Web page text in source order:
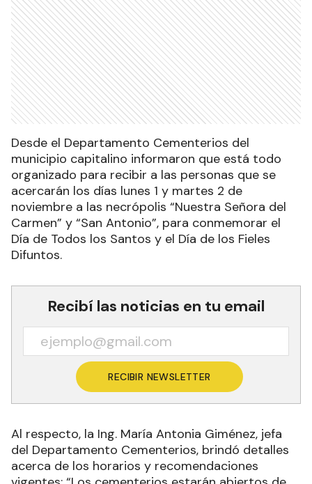
Desde el Departamento Cementerios del
municipio capitalino informaron que está todo
organizado para recibir a las personas que se
acercarán los días lunes 1 y martes 2 de
noviembre a las necrópolis “Nuestra Señora del
Carmen” y “San Antonio”, para conmemorar el
Día de Todos los Santos y el Día de los Fieles
Difuntos.
Recibí las noticias en tu email
RECIBIR NEWSLETTER
Al respecto, la Ing. María Antonia Giménez, jefa
del Departamento Cementerios, brindó detalles
acerca de los horarios y recomendaciones